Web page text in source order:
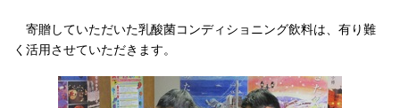
寄贈していただいた乳酸菌コンディショニング飲料は、有り難
く活用させていただきます。